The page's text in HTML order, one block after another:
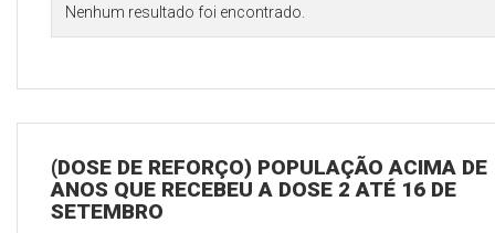
Nenhum resultado foi encontrado.
(DOSE DE REFORÇO) POPULAÇÃO ACIMA DE
ANOS QUE RECEBEU A DOSE 2 ATÉ 16 DE
SETEMBRO